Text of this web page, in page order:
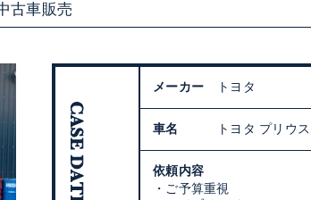
古車販売
メーカー トヨタ
車名 トヨタ プリウス
依頼内容
・ご予算重視